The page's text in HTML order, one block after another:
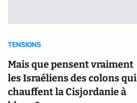
TENSIONS
Mais que pensent vraiment
les Israéliens des colons qui
chauffent la Cisjordanie à